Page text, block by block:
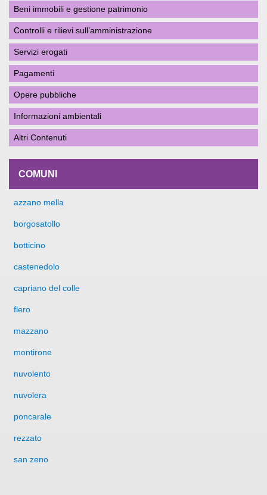
Beni immobili e gestione patrimonio
Controlli e rilievi sull’amministrazione
Servizi erogati
Pagamenti
Opere pubbliche
Informazioni ambientali
Altri Contenuti
COMUNI
azzano mella
borgosatollo
botticino
castenedolo
capriano del colle
flero
mazzano
montirone
nuvolento
nuvolera
poncarale
rezzato
san zeno